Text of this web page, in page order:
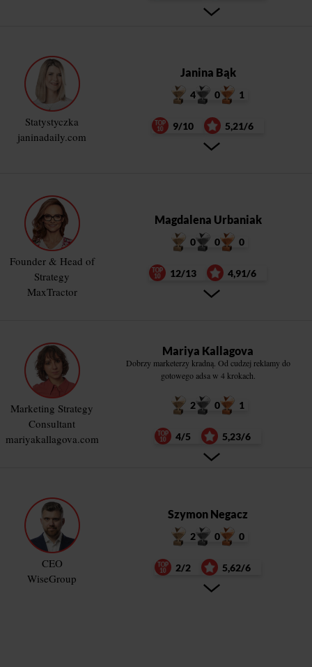
Statystyczka
janinadaily.com
Janina Bąk
4 0 1
9/10 5,21/6
Founder & Head of
Strategy
MaxTractor
Magdalena Urbaniak
0 0 0
12/13 4,91/6
Marketing Strategy
Consultant
mariyakallagova.com
Mariya Kallagova
Dobrzy marketerzy kradną. Od cudzej reklamy do
gotowego adsa w 4 krokach.
2 0 1
4/5 5,23/6
CEO
WiseGroup
Szymon Negacz
2 0 0
2/2 5,62/6